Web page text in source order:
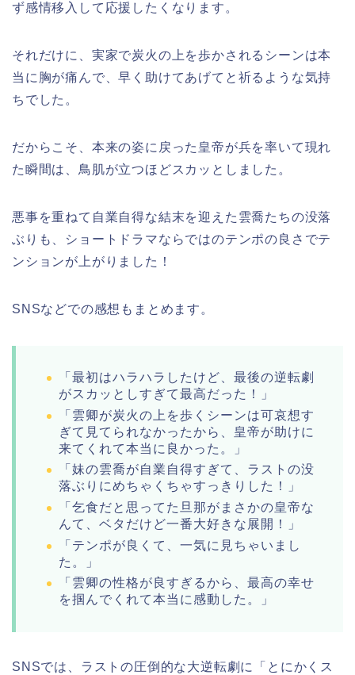
ず感情移入して応援したくなります。
それだけに、実家で炭火の上を歩かされるシーンは本
当に胸が痛んで、早く助けてあげてと祈るような気持
ちでした。
だからこそ、本来の姿に戻った皇帝が兵を率いて現れ
た瞬間は、鳥肌が立つほどスカッとしました。
悪事を重ねて自業自得な結末を迎えた雲喬たちの没落
ぶりも、ショートドラマならではのテンポの良さでテ
ンションが上がりました！
SNSなどでの感想もまとめます。
「最初はハラハラしたけど、最後の逆転劇
がスカッとしすぎて最高だった！」
「雲卿が炭火の上を歩くシーンは可哀想す
ぎて見てられなかったから、皇帝が助けに
来てくれて本当に良かった。」
「妹の雲喬が自業自得すぎて、ラストの没
落ぶりにめちゃくちゃすっきりした！」
「乞食だと思ってた旦那がまさかの皇帝な
んて、ベタだけど一番大好きな展開！」
「テンポが良くて、一気に見ちゃいまし
た。」
「雲卿の性格が良すぎるから、最高の幸せ
を掴んでくれて本当に感動した。」
SNSでは、ラストの圧倒的な大逆転劇に「とにかくス